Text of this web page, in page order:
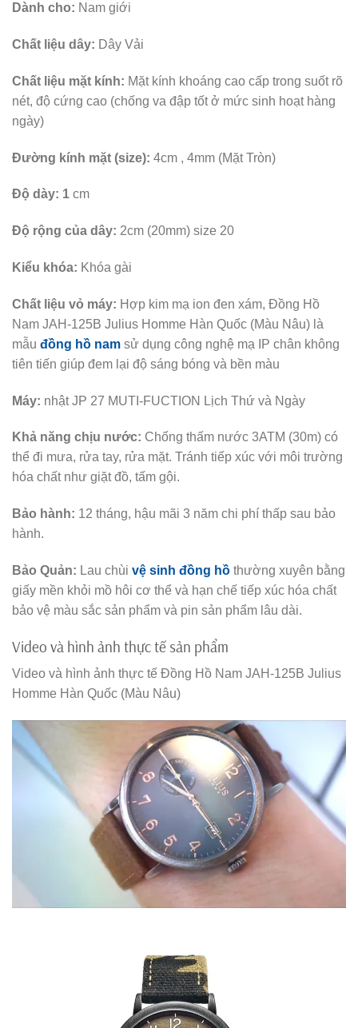
Dành cho: Nam giới
Chất liệu dây: Dây Vải
Chất liệu mặt kính: Mặt kính khoáng cao cấp trong suốt rõ
nét, độ cứng cao (chống va đập tốt ở mức sinh hoạt hàng
ngày)
Đường kính mặt (size): 4cm , 4mm (Mặt Tròn)
Độ dày: 1 cm
Độ rộng của dây: 2cm (20mm) size 20
Kiểu khóa: Khóa gài
Chất liệu vỏ máy: Hợp kim mạ ion đen xám, Đồng Hồ
Nam JAH-125B Julius Homme Hàn Quốc (Màu Nâu) là
mẫu đồng hồ nam sử dụng công nghệ mạ IP chân không
tiên tiến giúp đem lại độ sáng bóng và bền màu
Máy: nhật JP 27 MUTI-FUCTION Lịch Thứ và Ngày
Khả năng chịu nước: Chống thấm nước 3ATM (30m) có
thể đi mưa, rửa tay, rửa mặt. Tránh tiếp xúc với môi trường
hóa chất như giặt đồ, tấm gội.
Bảo hành: 12 tháng, hậu mãi 3 năm chi phí thấp sau bảo
hành.
Bảo Quản: Lau chùi vệ sinh đồng hồ thường xuyên bằng
giấy mền khỏi mồ hôi cơ thể và hạn chế tiếp xúc hóa chất
bảo vệ màu sắc sản phẩm và pin sản phẩm lâu dài.
Video và hình ảnh thực tế sản phẩm
Video và hình ảnh thực tế Đồng Hồ Nam JAH-125B Julius
Homme Hàn Quốc (Màu Nâu)